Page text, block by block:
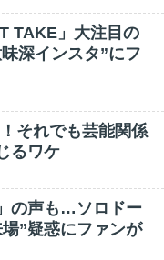
TAKE」大注目の
深インスタ”にフ
それでも芸能関係
るワケ
の声も…ソロドー
”疑惑にファンが